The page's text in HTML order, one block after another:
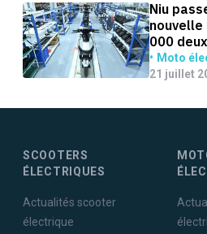
Niu
nouvelle
000
Moto
21 juillet
SCOOTERS
ÉLECTRIQUES
Actualités scooter
électrique